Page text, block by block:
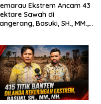
Ekstrem Ancam 43
Sawah di
Basuki, SH., MM.,